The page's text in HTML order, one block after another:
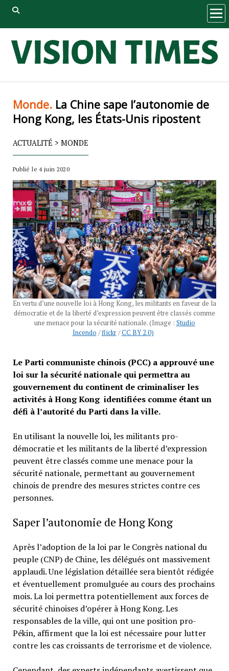
Monde.La Chine sape l’autonomie de
Hong Kong, les États-Unis ripostent
ACTUALITÉ > MONDE
Publié le 4 juin 2020
En vertu d’une nouvelle loi à Hong Kong, les militants en faveur de la
démocratie et de la liberté d’expression peuvent être classés comme
une menace pour la sécurité nationale. (Image : Studio
Incendo /flickr/CC BY 2.0)
Le Parti communiste chinois (PCC) a approuvé une
loi sur la sécurité nationale qui permettra au
gouvernement du continent de criminaliser les
activités à Hong Kong identifiées comme étant un
défi à l’autorité du Parti dans la ville.
En utilisant la nouvelle loi, les militants pro-
démocratie et les militants de la liberté d’expression
peuvent être classés comme une menace pour la
sécurité nationale, permettant au gouvernement
chinois de prendre des mesures strictes contre ces
personnes.
Saper l’autonomie de Hong Kong
Après l’adoption de la loi par le Congrès national du
peuple (CNP) de Chine, les délégués ont massivement
applaudi. Une législation détaillée sera bientôt rédigée
et éventuellement promulguée au cours des prochains
mois. La loi permettra potentiellement aux forces de
sécurité chinoises d’opérer à Hong Kong. Les
responsables de la ville, qui ont une position pro-
Pékin, affirment que la loi est nécessaire pour lutter
contre les cas croissants de terrorisme et de violence.